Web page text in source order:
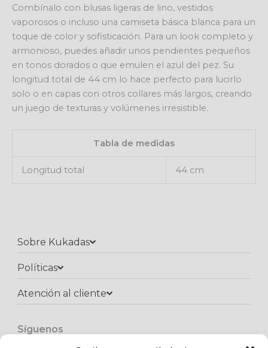
Combínalo con blusas ligeras de lino, vestidos
vaporosos o incluso una camiseta básica blanca para un
toque de color y sofisticación. Para un look completo y
armonioso, puedes añadir unos pendientes pequeños
en tonos dorados o que emulen el azul del pez. Su
longitud total de 44 cm lo hace perfecto para lucirlo
solo o en capas con otros collares más largos, creando
un juego de texturas y volúmenes irresistible.
Tabla de medidas
Longitud total 44 cm
Sobre Kukadas
Políticas
Atención al cliente​
Síguenos